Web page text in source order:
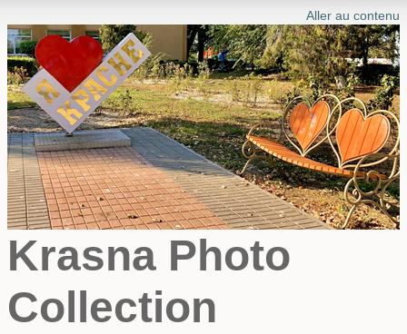
Aller au contenu
Krasna Photo
Collection